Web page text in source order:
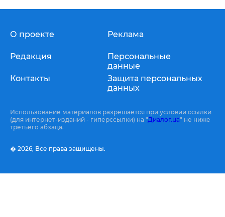
О проекте
Редакция
Контакты
Реклама
Персональные
данные
Защита персональных
данных
Использование материалов разрешается при условии ссылки
(для интернет-изданий - гиперссылки) на "Диалог.ua" не ниже
третьего абзаца.
� 2026, Все права защищены.